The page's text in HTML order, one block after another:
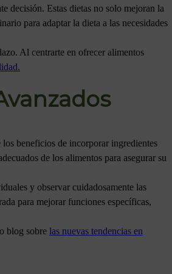
decisión. Estas dietas no solo mejoran la
para adaptar la dieta a las necesidades
Al centrarte en ofrecer alimentos
beneficios de incorporar ingredientes
de los alimentos para asegurar su
y observar cuidadosamente las
para mejorar funciones específicas,
blog sobre las nuevas tendencias en